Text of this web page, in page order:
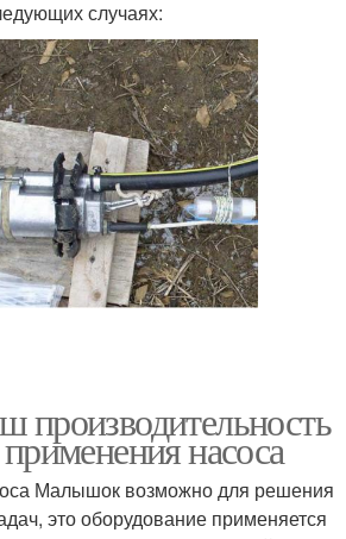
случаях:
производительность
насоса
Малышок возможно для решения
это оборудование применяется